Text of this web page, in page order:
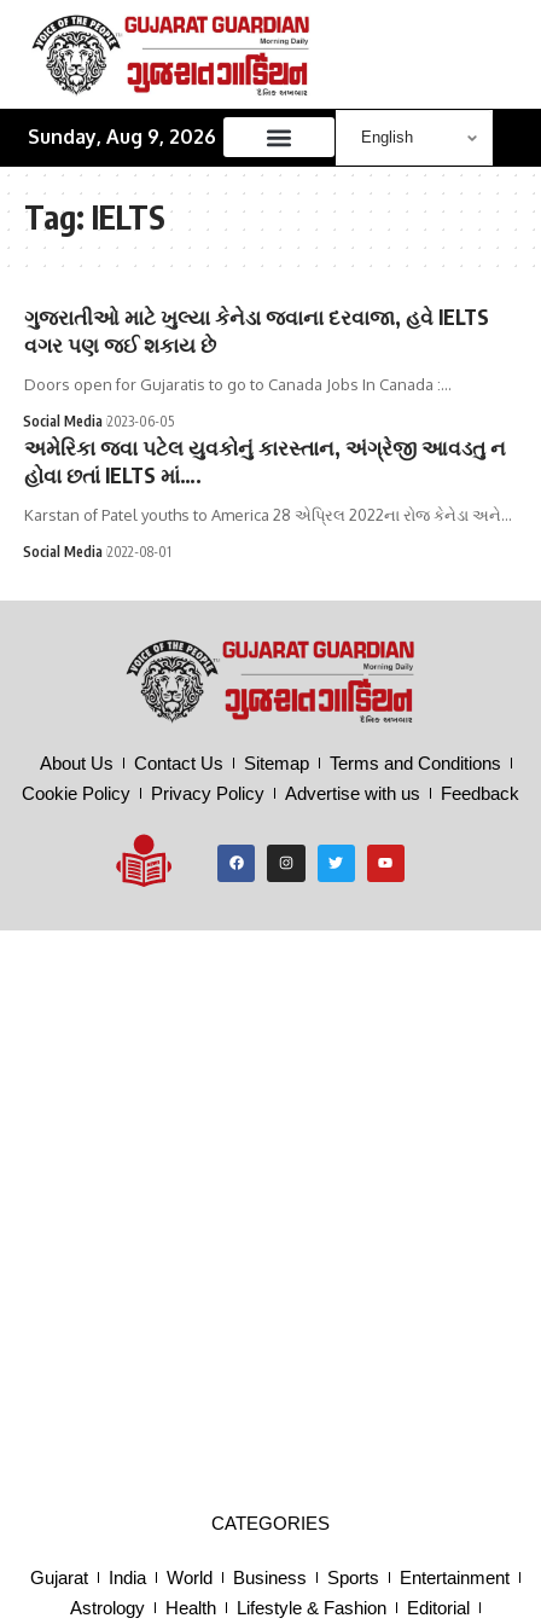
Sunday, Aug 9, 2026
Tag: IELTS
ગુજરાતીઓ માટે ખુલ્યા કેનેડા જવાના દરવાજા, હવે IELTS
વગર પણ જઈ શકાય છે
Doors open for Gujaratis to go to Canada Jobs In Canada :…
Social Media 2023-06-05
અમેરિકા જવા પટેલ યુવકોનું કારસ્તાન, અંગ્રેજી આવડતુ ન
હોવા છતાં IELTS માં….
Karstan of Patel youths to America 28 એપ્રિલ 2022ના રોજ કેનેડા અને…
Social Media 2022-08-01
About Us Contact Us Sitemap
Terms and Conditions
Cookie Policy
Privacy Policy Advertise with us Feedback
CATEGORIES
Gujarat India World Business Sports
Entertainment
Astrology
Health Lifestyle & Fashion Editorial